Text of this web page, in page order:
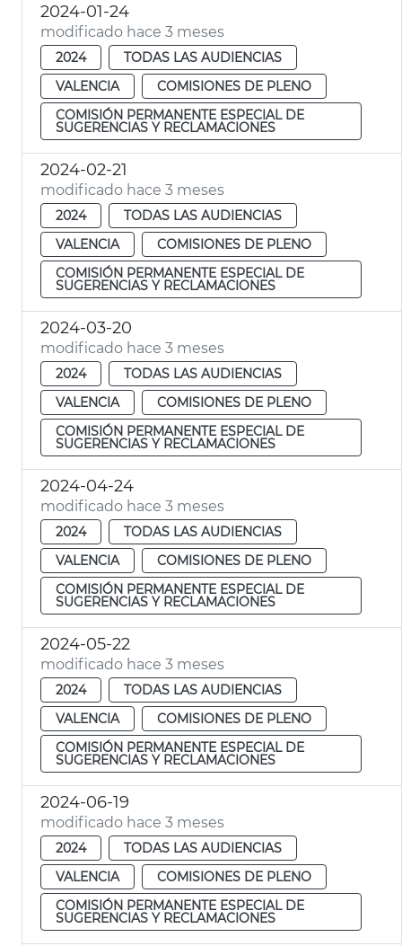
2024-01-24
modificado hace 3 meses
2024
TODAS LAS AUDIENCIAS
VALENCIA
COMISIONES DE PLENO
COMISIÓN PERMANENTE ESPECIAL DE
SUGERENCIAS Y RECLAMACIONES
2024-02-21
modificado hace 3 meses
2024
TODAS LAS AUDIENCIAS
VALENCIA
COMISIONES DE PLENO
COMISIÓN PERMANENTE ESPECIAL DE
SUGERENCIAS Y RECLAMACIONES
2024-03-20
modificado hace 3 meses
2024
TODAS LAS AUDIENCIAS
VALENCIA
COMISIONES DE PLENO
COMISIÓN PERMANENTE ESPECIAL DE
SUGERENCIAS Y RECLAMACIONES
2024-04-24
modificado hace 3 meses
2024
TODAS LAS AUDIENCIAS
VALENCIA
COMISIONES DE PLENO
COMISIÓN PERMANENTE ESPECIAL DE
SUGERENCIAS Y RECLAMACIONES
2024-05-22
modificado hace 3 meses
2024
TODAS LAS AUDIENCIAS
VALENCIA
COMISIONES DE PLENO
COMISIÓN PERMANENTE ESPECIAL DE
SUGERENCIAS Y RECLAMACIONES
2024-06-19
modificado hace 3 meses
2024
TODAS LAS AUDIENCIAS
VALENCIA
COMISIONES DE PLENO
COMISIÓN PERMANENTE ESPECIAL DE
SUGERENCIAS Y RECLAMACIONES